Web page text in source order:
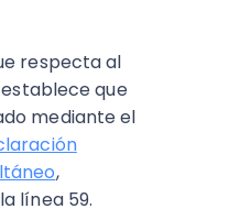
respecta al
establece que
mediante el
,
línea 59.